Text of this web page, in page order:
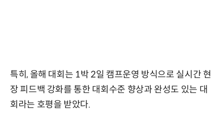
특히, 올해 대회는 1박 2일 캠프운영 방식으로 실시간 현
장 피드백 강화를 통한 대회수준 향상과 완성도 있는 대
회라는 호평을 받았다.